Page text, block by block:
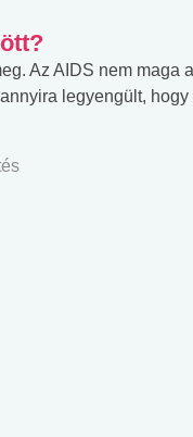
Az AIDS nem maga
legyengült, hogy